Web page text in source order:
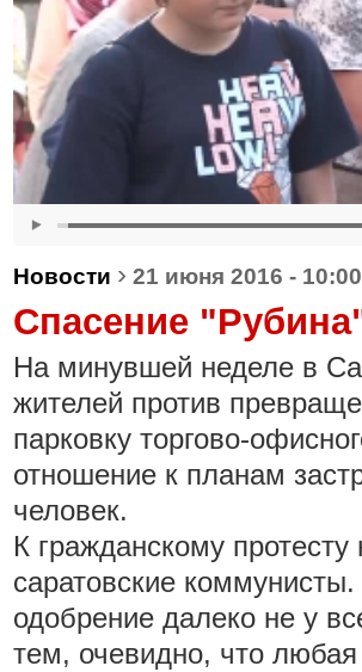
Новости › 21 июня 2016 - 10:00
Спасение
На минувшей неделе в
жителей против
парковку торгово-
отношение к планам
человек.
К гражданскому
саратовские
одобрение далеко не у
тем, очевидно, что